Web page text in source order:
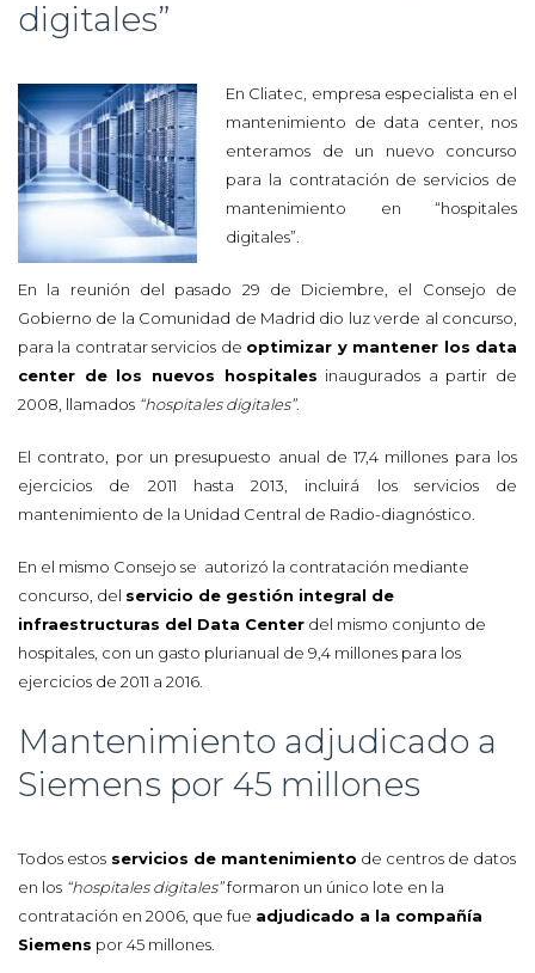
digitales”
En Cliatec, empresa especialista en el
mantenimiento de data center, nos
enteramos de un nuevo concurso
para la contratación de servicios de
mantenimiento en “hospitales
digitales”.
En la reunión del pasado 29 de Diciembre, el Consejo de
Gobierno de la Comunidad de Madrid dio luz verde al concurso,
para la contratar servicios de optimizar y mantener los data
center de los nuevos hospitales inaugurados a partir de
2008, llamados “hospitales digitales”.
El contrato, por un presupuesto anual de 17,4 millones para los
ejercicios de 2011 hasta 2013, incluirá los servicios de
mantenimiento de la Unidad Central de Radio-diagnóstico.
En el mismo Consejo se autorizó la contratación mediante
concurso, del servicio de gestión integral de
infraestructuras del Data Center del mismo conjunto de
hospitales, con un gasto plurianual de 9,4 millones para los
ejercicios de 2011 a 2016.
Mantenimiento adjudicado a
Siemens por 45 millones
Todos estos servicios de mantenimiento de centros de datos
en los “hospitales digitales”formaron un único lote en la
contratación en 2006, que fue adjudicado a la compañía
Siemens por 45 millones.